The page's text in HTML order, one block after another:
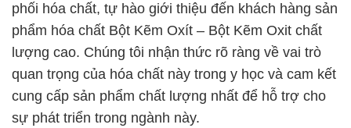
phối hóa chất, tự hào giới thiệu đến khách hàng sản
phẩm hóa chất Bột Kẽm Oxít – Bột Kẽm Oxit chất
lượng cao. Chúng tôi nhận thức rõ ràng về vai trò
quan trọng của hóa chất này trong y học và cam kết
cung cấp sản phẩm chất lượng nhất để hỗ trợ cho
sự phát triển trong ngành này.